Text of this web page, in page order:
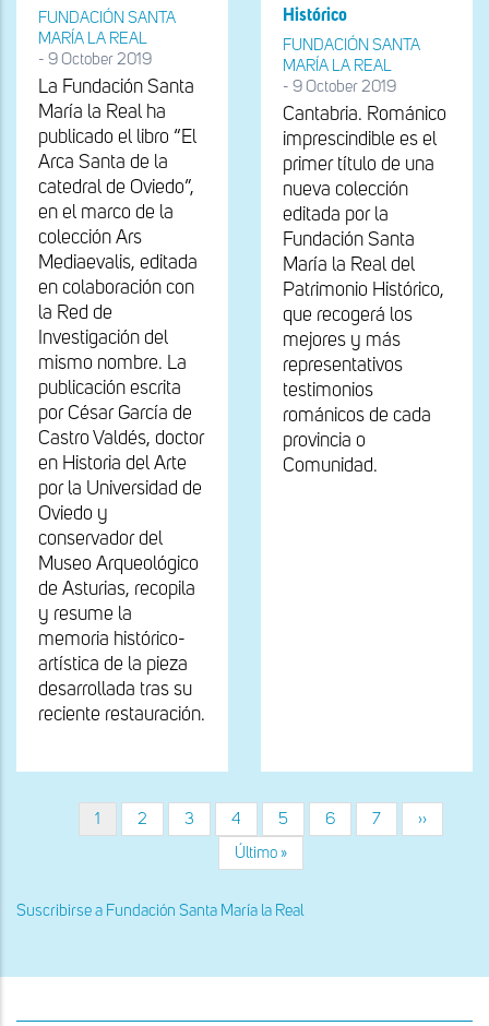
FUNDACIÓN SANTA
MARÍA LA REAL
- 9 October 2019
La Fundación Santa
María la Real ha
publicado el libro “El
Arca Santa de la
catedral de Oviedo”,
en el marco de la
colección Ars
Mediaevalis, editada
en colaboración con
la Red de
Investigación del
mismo nombre. La
publicación escrita
por César García de
Castro Valdés, doctor
en Historia del Arte
por la Universidad de
Oviedo y
conservador del
Museo Arqueológico
de Asturias, recopila
y resume la
memoria histórico-
artística de la pieza
desarrollada tras su
reciente restauración.
Histórico
FUNDACIÓN SANTA
MARÍA LA REAL
- 9 October 2019
Cantabria. Románico
imprescindible es el
primer título de una
nueva colección
editada por la
Fundación Santa
María la Real del
Patrimonio Histórico,
que recogerá los
mejores y más
representativos
testimonios
románicos de cada
provincia o
Comunidad.
Paginación
Página
actual
1 Página
2 Página
3 Página
4 Página
5 Página
6 Página
7
Siguiente
página
››
Última
página
Último »
Suscribirse a Fundación Santa María la Real